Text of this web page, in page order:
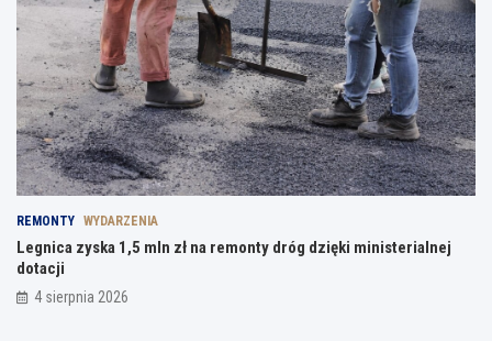
REMONTY WYDARZENIA
Legnica zyska 1,5 mln zł na remonty dróg dzięki ministerialnej
dotacji
4 sierpnia 2026